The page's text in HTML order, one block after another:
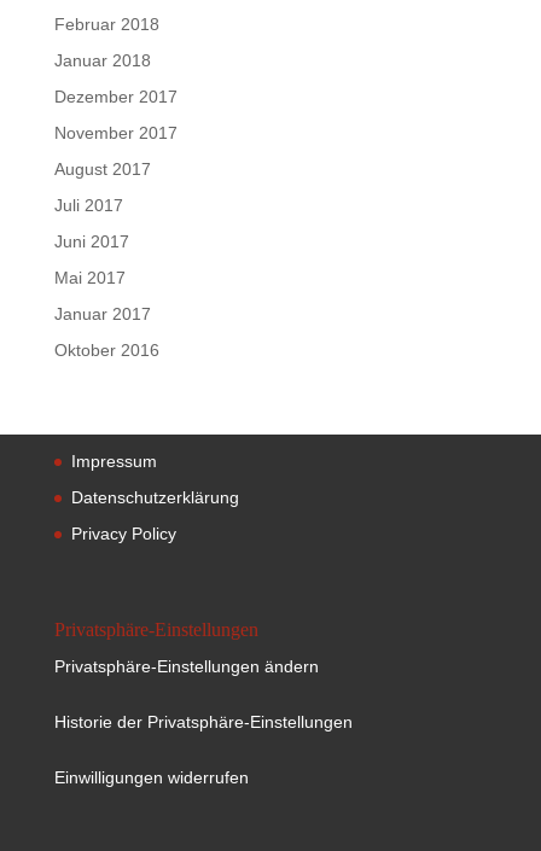
Februar 2018
Januar 2018
Dezember 2017
November 2017
August 2017
Juli 2017
Juni 2017
Mai 2017
Januar 2017
Oktober 2016
Impressum
Datenschutzerklärung
Privacy Policy
Privatsphäre-Einstellungen
Privatsphäre-Einstellungen ändern
Historie der Privatsphäre-Einstellungen
Einwilligungen widerrufen